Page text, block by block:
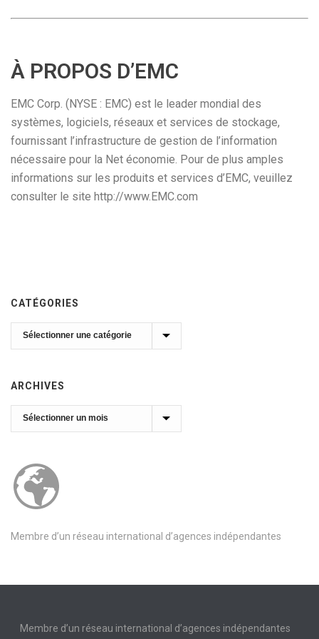
À PROPOS D’EMC
EMC Corp. (NYSE : EMC) est le leader mondial des
systèmes, logiciels, réseaux et services de stockage,
fournissant l’infrastructure de gestion de l’information
nécessaire pour la Net économie. Pour de plus amples
informations sur les produits et services d’EMC, veuillez
consulter le site http://www.EMC.com
CATÉGORIES
Catégories
ARCHIVES
Archives
Membre d’un réseau international d’agences indépendantes
Membre d’un réseau international d’agences indépendantes